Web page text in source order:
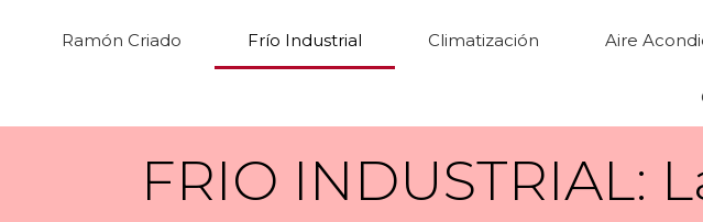
Ramón Criado Frío Industrial Climatización Aire
FRIO INDUSTRIAL: